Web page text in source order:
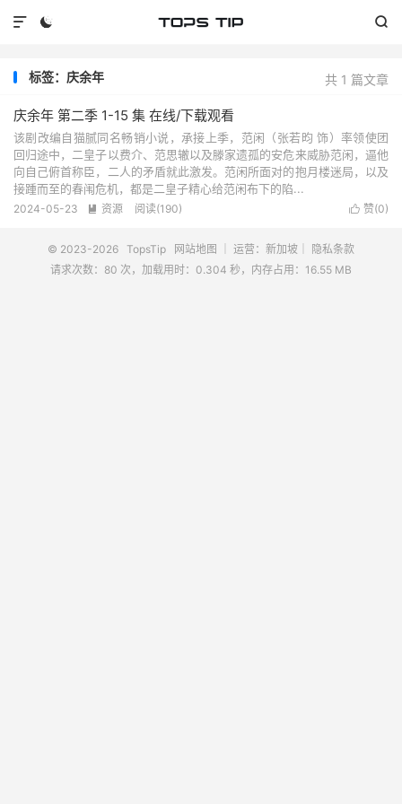
 

共 1 篇文章
标签：庆余年
庆余年 第二季 1-15 集 在线/下载观看
该剧改编自猫腻同名畅销小说，承接上季，范闲（张若昀 饰）率领使团
回归途中，二皇子以费介、范思辙以及滕家遗孤的安危来威胁范闲，逼他
向自己俯首称臣，二人的矛盾就此激发。范闲所面对的抱月楼迷局，以及
接踵而至的春闱危机，都是二皇子精心给范闲布下的陷...
 赞(0)
2024-05-23  资源 阅读(190)
© 2023-2026 TopsTip 网站地图 ｜ 运营：新加坡｜
隐私条款
请求次数：80 次，加载用时：0.304 秒，内存占用：16.55 MB